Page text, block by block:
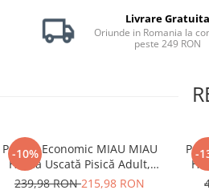
Livrare Gratuita
Oriunde in Romania la
peste 249 RON
-10%
Pachet Economic MIAU MIAU
Hrană Uscată Pisică Adult,
Somon, 2x10kg
239,98 RON215,98 RON
-